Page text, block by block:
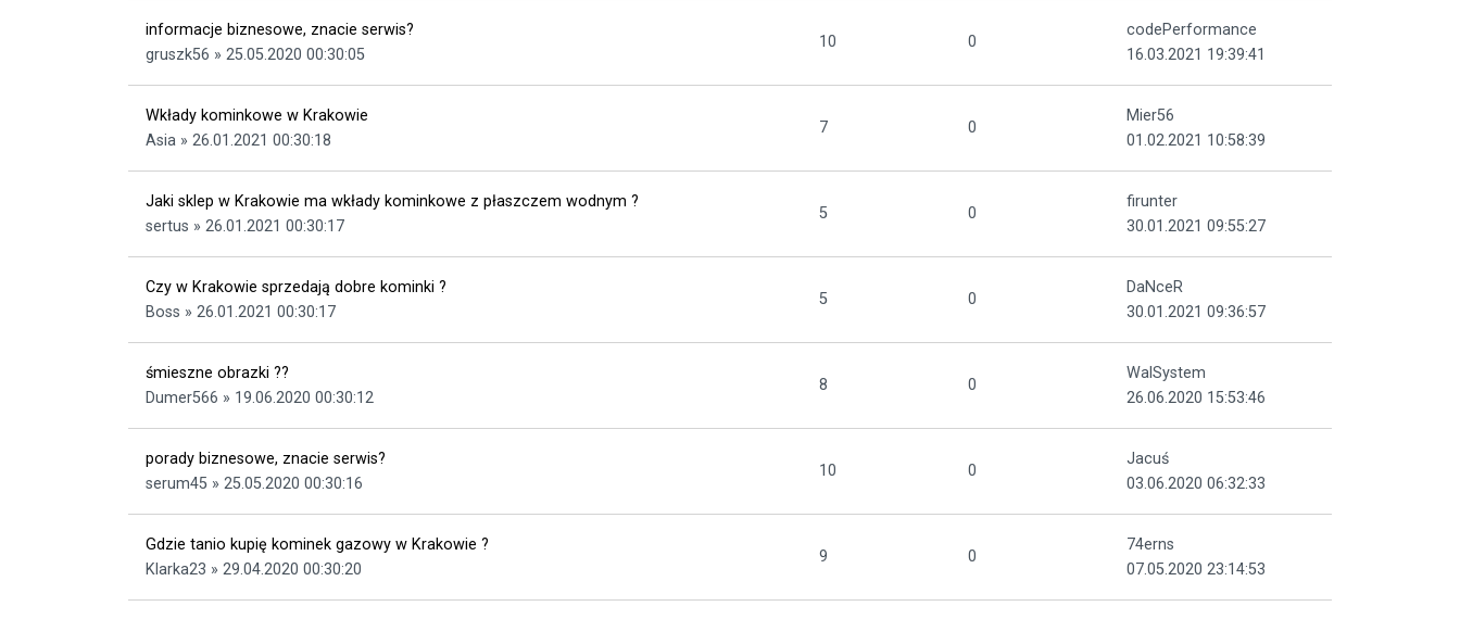
informacje biznesowe, znacie serwis?
gruszk56 » 25.05.2020 00:30:05
10 0
codePerformance
16.03.2021 19:39:41
Wkłady kominkowe w Krakowie
Asia » 26.01.2021 00:30:18
7 0
Mier56
01.02.2021 10:58:39
Jaki sklep w Krakowie ma wkłady kominkowe z płaszczem wodnym ?
sertus » 26.01.2021 00:30:17
5 0
firunter
30.01.2021 09:55:27
Czy w Krakowie sprzedają dobre kominki ?
Boss » 26.01.2021 00:30:17
5 0
DaNceR
30.01.2021 09:36:57
śmieszne obrazki ??
Dumer566 » 19.06.2020 00:30:12
8 0
WalSystem
26.06.2020 15:53:46
porady biznesowe, znacie serwis?
serum45 » 25.05.2020 00:30:16
10 0
Jacuś
03.06.2020 06:32:33
Gdzie tanio kupię kominek gazowy w Krakowie ?
Klarka23 » 29.04.2020 00:30:20
9 0
74erns
07.05.2020 23:14:53